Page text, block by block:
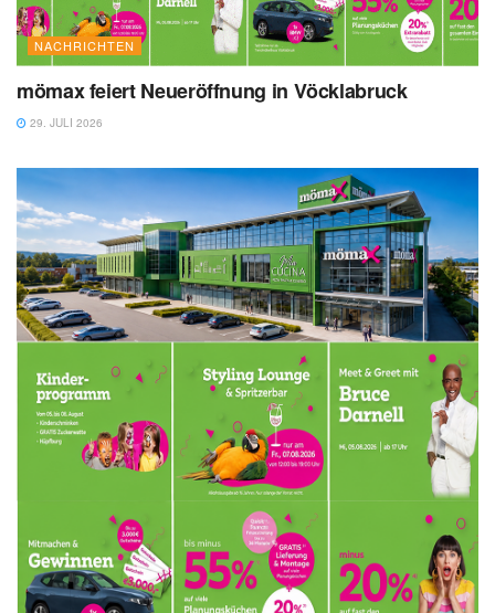
NACHRICHTEN
mömax feiert Neueröffnung in Vöcklabruck
29. JULI 2026